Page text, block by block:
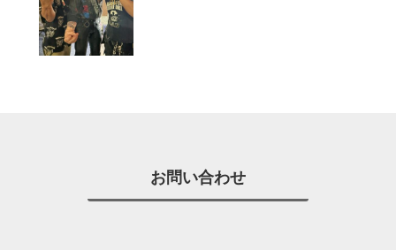
お問い合わせ